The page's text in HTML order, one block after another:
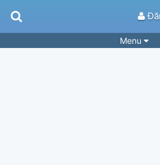
Menu